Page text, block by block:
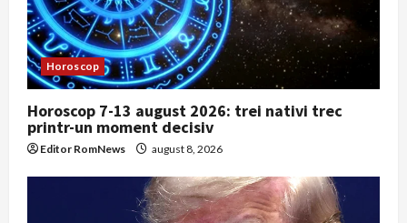
Horoscop
Horoscop 7-13 august 2026: trei nativi trec
printr-un moment decisiv
Editor RomNews august 8, 2026